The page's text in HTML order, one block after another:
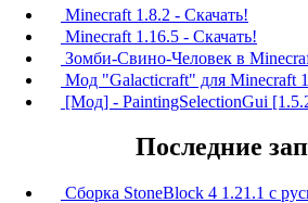
Minecraft 1.8.2 - Скачать!
Minecraft 1.16.5 - Скачать!
Зомби-Свино-Человек в
Мод "Galacticraft" для Minecraft
[Мод] - PaintingSelectionGui
Последние
Сборка StoneBlock 4 1.21.1 с